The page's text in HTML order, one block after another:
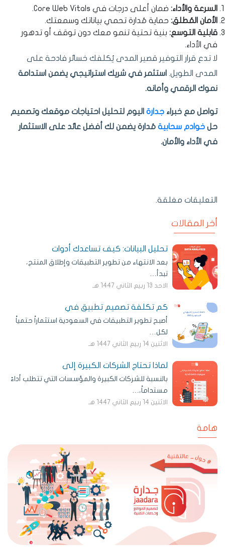
السرعة والأداء: ضمان أعلى درجات في Core Web Vitals.
الأمان المُطلق: حماية مُدارة تحمي بياناتك وسمعتك.
قابلية التوسع: بنية تحتية تنمو معك دون توقف أو تدهور
في الأداء.
لا تدع قرار التوفير قصير المدى يُكلفك خسائر فادحة على
المدى الطويل. استثمر في شريك استراتيجي يضمن استدامة
نموك الرقمي وأمانه.
تواصل مع خبراء جدارة اليوم لتحليل احتياجات موقعك وتصميم
حل خوادم سحابية مُدارة يضمن لك أفضل عائد على الاستثمار
في الأداء والأمان.
التعليقات مغلقة.
أخر المقالات
تحليل البيانات: كيف تساعدك أدوات
بعد الانتهاء من تطوير التطبيقات وإطلاق المنتج،
تبدأ…
الاحد 13 ربيع الثاني 1447 هـ
كم تكلفة تصميم تطبيق في
أصبح تطوير التطبيقات في السعودية استثماراً حتمياً
لكل…
الاثنين 14 ربيع الثاني 1447 هـ
لماذا تحتاج الشركات الكبيرة إلى
بالنسبة للشركات الكبيرة والمؤسسات التي تتطلب أداءً
مستداماً،…
الاثنين 14 ربيع الثاني 1447 هـ
هامة